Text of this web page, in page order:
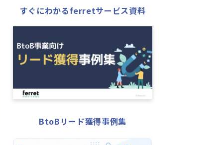
すぐにわかるferretサービス資料
BtoBリード獲得事例集